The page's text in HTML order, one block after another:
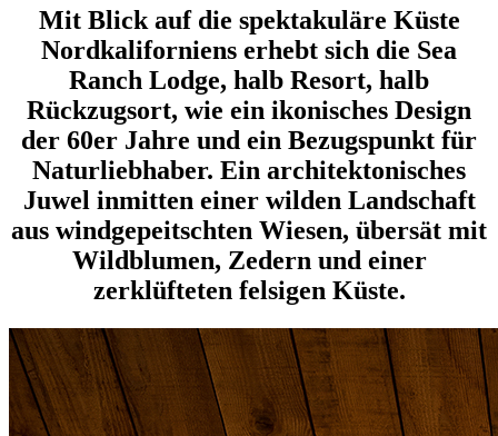
Mit Blick auf die spektakuläre Küste
Nordkaliforniens erhebt sich die Sea
Ranch Lodge, halb Resort, halb
Rückzugsort, wie ein ikonisches Design
der 60er Jahre und ein Bezugspunkt für
Naturliebhaber. Ein architektonisches
Juwel inmitten einer wilden Landschaft
aus windgepeitschten Wiesen, übersät mit
Wildblumen, Zedern und einer
zerklüfteten felsigen Küste.